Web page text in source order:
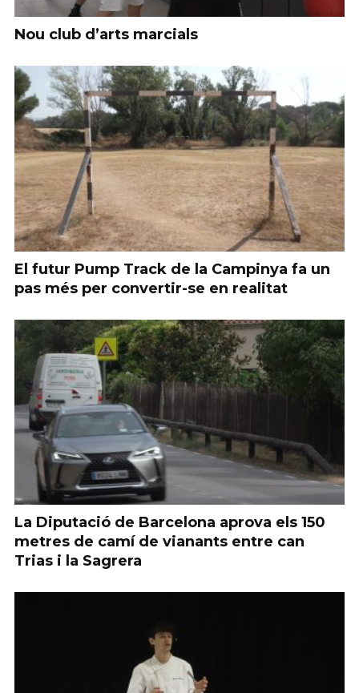
Nou club d’arts marcials
El futur Pump Track de la Campinya fa un
pas més per convertir-se en realitat
La Diputació de Barcelona aprova els 150
metres de camí de vianants entre can
Trias i la Sagrera